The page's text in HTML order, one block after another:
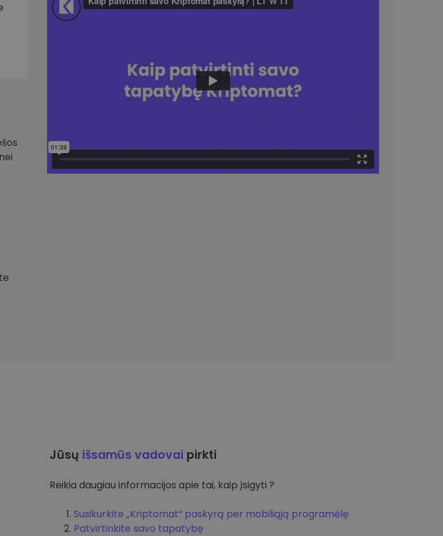
Jūsų išsamūs vadovai pirkti
Reikia daugiau informacijos apie tai, kaip įsigyti ?
Susikurkite „Kriptomat“ paskyrą per mobiliąją programėlę
Patvirtinkite savo tapatybę